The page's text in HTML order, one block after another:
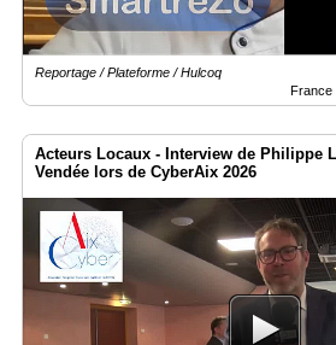
Reportage / Plateforme / Hulcoq
France
Acteurs Locaux - Interview de Philippe
Vendée lors de CyberAix 2026